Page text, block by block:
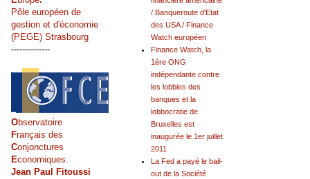
/ Banqueroute d'Etat
des USA / Finance
Watch européen
Finance Watch, la
1ère ONG
indépendante contre
les lobbies des
banques et la
lobbocratie de
Bruxelles est
inaugurée le 1er juillet
2011
La Fed a payé le bail-
out de la Société
Pôle européen de
gestion et d'économie
(PEGE) Strasbourg
--------------
Observatoire
Français des
Conjonctures
Economiques.
Jean Paul Fitoussi